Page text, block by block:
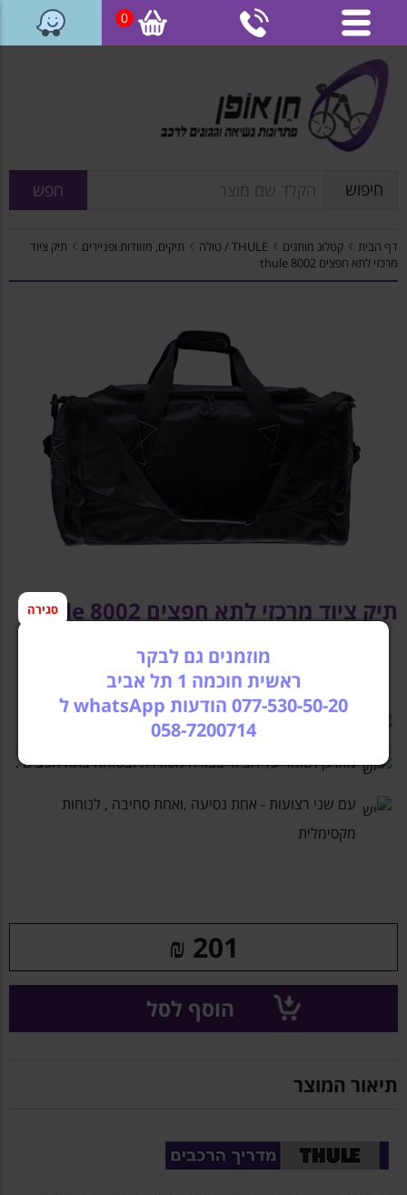
לתוכן
העמוד
0
חיפוש חפש
דף הבית › קטלוג מותגים › THULE / טולה › תיקים, מזוודות ופניירים › תיק ציוד
מרכזי לתא חפצים 8002 thule
תיק ציוד מרכזי לתא חפצים 8002 thule
תיק דוחה מים למניעת רטיבות ונזק לציוד בכול מזג אויר .
מארגן ושומר על הציוד בצורה מסודרת ובטוחה בתא חפצים .
עם שני רצועות - אחת נסיעה ,ואחת סחיבה , לנוחות
מקסימלית
201
₪
הוסף לסל
תיאור המוצר
מוזמנים גם לבקר
ראשית חוכמה 1 תל אביב
077-530-50-20 הודעות whatsApp ל
058-7200714
סגירה